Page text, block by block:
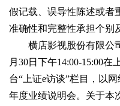
假记载、误导性陈述或者
准确性和完整性承担个别
横店影视股份有限公司
月30日下午14:00-15:00在
台“上证e访谈”栏目，以
年度业绩说明会。关于本